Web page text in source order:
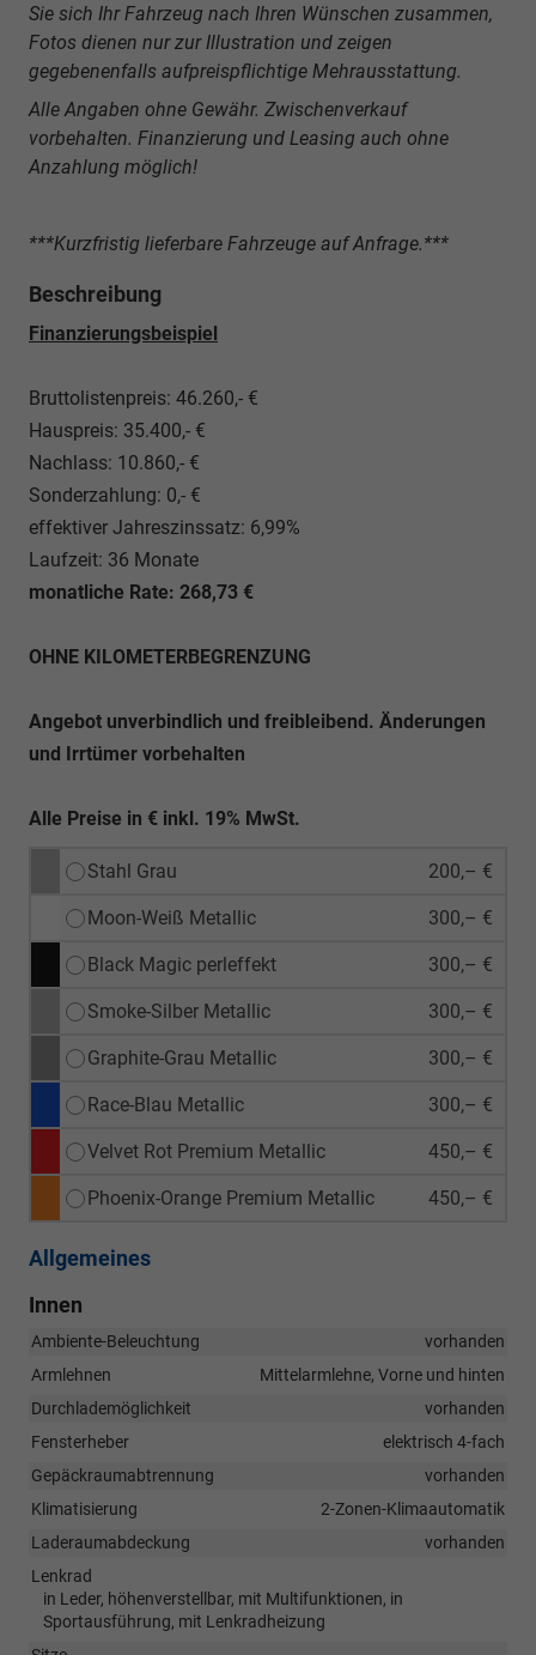
Sie sich Ihr Fahrzeug nach Ihren Wünschen zusammen,
Fotos dienen nur zur Illustration und zeigen
gegebenenfalls aufpreispflichtige Mehrausstattung.
Alle Angaben ohne Gewähr. Zwischenverkauf
vorbehalten. Finanzierung und Leasing auch ohne
Anzahlung möglich!
***Kurzfristig lieferbare Fahrzeuge auf Anfrage.***
Beschreibung
Finanzierungsbeispiel
Bruttolistenpreis: 46.260,- €
Hauspreis: 35.400,- €
Nachlass: 10.860,- €
Sonderzahlung: 0,- €
effektiver Jahreszinssatz: 6,99%
Laufzeit: 36 Monate
monatliche Rate: 268,73 €
OHNE KILOMETERBEGRENZUNG
Angebot unverbindlich und freibleibend. Änderungen
und Irrtümer vorbehalten
Alle Preise in € inkl. 19% MwSt.
Stahl Grau 200,– €
Moon-Weiß Metallic 300,– €
Black Magic perleffekt 300,– €
Smoke-Silber Metallic 300,– €
Graphite-Grau Metallic 300,– €
Race-Blau Metallic 300,– €
Velvet Rot Premium Metallic 450,– €
Phoenix-Orange Premium Metallic 450,– €
Allgemeines
Innen
Ambiente-Beleuchtung
vorhanden
Armlehnen
Mittelarmlehne, Vorne und hinten
Durchlademöglichkeit
vorhanden
Fensterheber
elektrisch 4-fach
Gepäckraumabtrennung
vorhanden
Klimatisierung
2-Zonen-Klimaautomatik
Laderaumabdeckung
vorhanden
Lenkrad
in Leder, höhenverstellbar, mit Multifunktionen, in
Sportausführung, mit Lenkradheizung